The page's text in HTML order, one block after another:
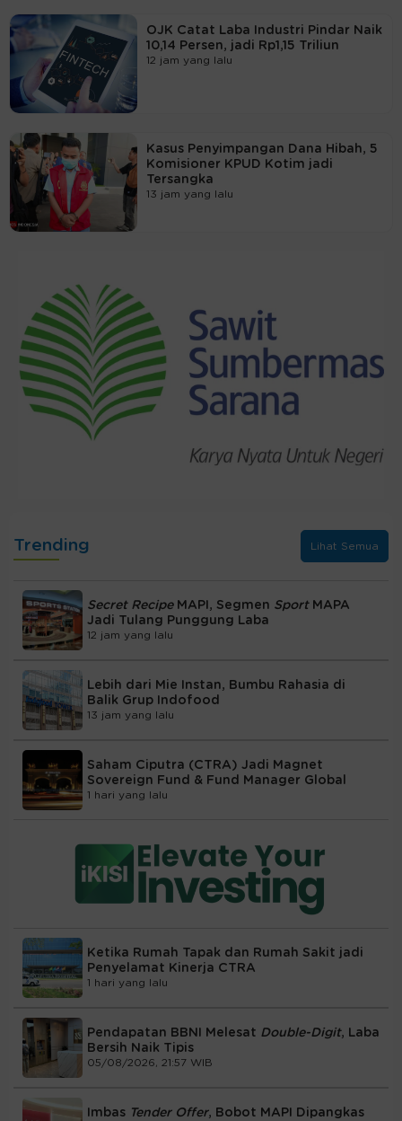
OJK Catat Laba Industri Pindar Naik
10,14 Persen, jadi Rp1,15 Triliun
12 jam yang lalu
Kasus Penyimpangan Dana Hibah, 5
Komisioner KPUD Kotim jadi
Tersangka
13 jam yang lalu
Trending Lihat Semua
Secret RecipeMAPI, Segmen Sport MAPA
Jadi Tulang Punggung Laba
12 jam yang lalu
Lebih dari Mie Instan, Bumbu Rahasia di
Balik Grup Indofood
13 jam yang lalu
Saham Ciputra (CTRA) Jadi Magnet
Sovereign Fund & Fund Manager Global
1 hari yang lalu
Ketika Rumah Tapak dan Rumah Sakit jadi
Penyelamat Kinerja CTRA
1 hari yang lalu
Pendapatan BBNI Melesat Double-Digit, Laba
Bersih Naik Tipis
05/08/2026, 21:57 WIB
Imbas Tender Offer, Bobot MAPI Dipangkas